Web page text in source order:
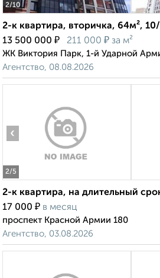
2/10
2-к квартира, вторичка, 64м²,
13 500 000 ₽ 211 000 ₽ за м²
ЖК Виктория Парк, 1-й Ударной
Агентство, 08.08.2026
2/5
‹
2-к квартира, на длительный
17 000 ₽ в месяц
проспект Красной Армии 180
Агентство, 03.08.2026